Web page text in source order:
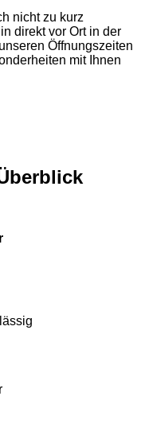
nicht zu kurz
direkt vor Ort in der
Öffnungszeiten
mit Ihnen